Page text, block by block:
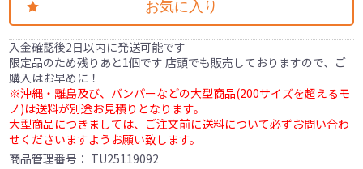
お気に入り
入金確認後2日以内に発送可能です
限定品のため残りあと1個です 店頭でも販売しておりますので、ご
購入はお早めに！
※沖縄・離島及び、バンパーなどの大型商品(200サイズを超えるモ
ノ)は送料が別途お見積りとなります。
大型商品につきましては、ご注文前に送料について必ずお問い合わ
せくださいますようお願い致します。
商品管理番号： TU25119092